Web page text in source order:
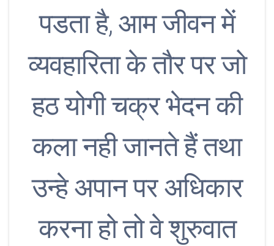
पडता है, आम जीवन में
व्यवहारिता के तौर पर जो
हठ योगी चक्र भेदन की
कला नही जानते हैं तथा
उन्हे अपान पर अधिकार
करना हो तो वे शुरुवात